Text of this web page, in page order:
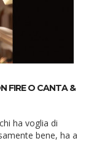
FIRE O CANTA &
bene, ha a